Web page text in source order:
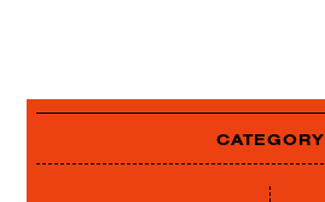
CATEGORY